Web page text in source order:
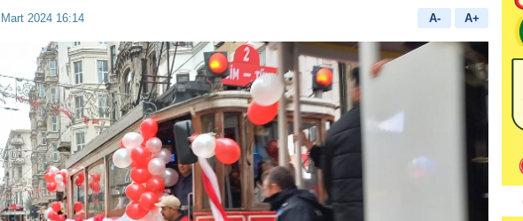
2024 16:14 A- A+